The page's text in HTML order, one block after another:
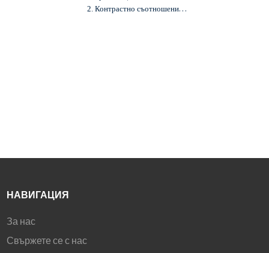
2. Контрастно съотношение
НАВИГАЦИЯ
За нас
Свържете се с нас